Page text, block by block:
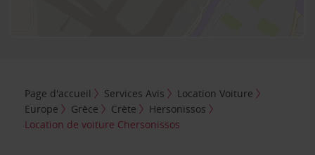
Page d'accueil Services Avis
Location Voiture
Europe
Grèce Crète
Hersonissos
Location de voiture Chersonissos